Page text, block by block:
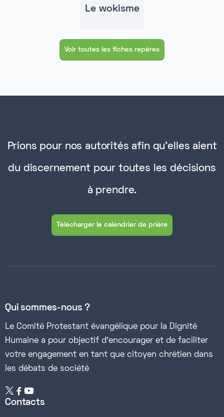
Le wokisme
Voir toutes les fiches repères
Prions pour nos autorités afin qu'elles aient
du discernement pour toutes les décisions
à prendre.
Télécharger le calendrier de prière
Qui sommes-nous ?
Le Comité Protestant évangélique pour la Dignité
Humaine a pour objectif d’encourager et de faciliter
votre engagement en tant que citoyen chrétien dans
les débats de société
 
Contacts